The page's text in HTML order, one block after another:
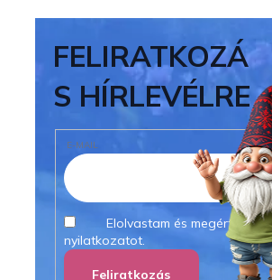
FELIRATKOZÁ
S HÍRLEVÉLRE
E-MAIL
Elolvastam és
nyilatkozatot.
Feliratkozás